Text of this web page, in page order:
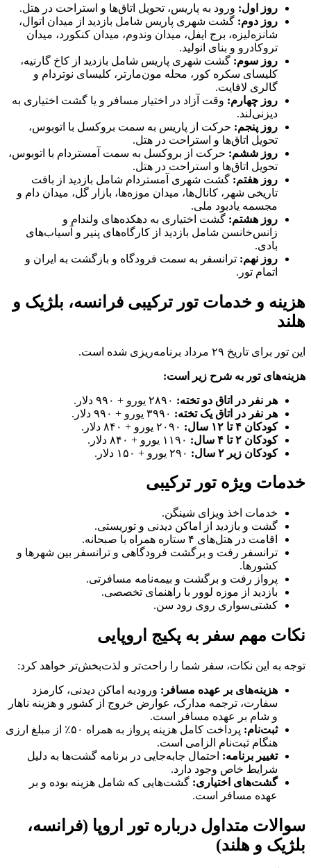
روز اول: ورود به پاریس، تحویل اتاق‌ها و استراحت در هتل.
روز دوم: گشت شهری پاریس شامل بازدید از میدان اتوال،
شانزه‌لیزه، برج ایفل، میدان وندوم، میدان کنکورد، میدان
تروکادرو و بنای انولید.
روز سوم: گشت شهری پاریس شامل بازدید از کاخ گارنیه،
کلیسای سکره کور، محله مون‌مارتر، کلیسای نوتردام و
گالری لافایت.
روز چهارم: وقت آزاد در اختیار مسافر و یا گشت اختیاری به
دیزنی‌لند.
روز پنجم: حرکت از پاریس به سمت بروکسل با اتوبوس،
تحویل اتاق‌ها و استراحت در هتل.
روز ششم: حرکت از بروکسل به سمت آمستردام با اتوبوس،
تحویل اتاق‌ها و استراحت در هتل.
روز هفتم: گشت شهری آمستردام شامل بازدید از بافت
تاریخی شهر، کانال‌ها، میدان موزه‌ها، بازار گل، میدان دام و
مجسمه یادبود ملی.
روز هشتم: گشت اختیاری به دهکده‌های ولندام و
زانس‌خانسن شامل بازدید از کارگاه‌های پنیر و آسیاب‌های
بادی.
روز نهم: ترانسفر به سمت فرودگاه و بازگشت به ایران و
اتمام تور.
هزینه و خدمات تور ترکیبی فرانسه، بلژیک و
هلند
این تور برای تاریخ ۲۹ مرداد برنامه‌ریزی شده است.
هزینه‌های تور به شرح زیر است:
هر نفر در اتاق دو تخته:
هر نفر در اتاق یک تخته:
کودکان ۴تا ۱۲ سال:
کودکان ۲تا ۴ سال:
کودکان زیر ۲ سال:
خدمات ویژه تور ترکیبی
خدمات اخذ ویزای شینگن.
گشت و بازدید از اماکن دیدنی و توریستی.
اقامت در هتل‌های ۴ ستاره همراه با صبحانه.
ترانسفر رفت و برگشت فرودگاهی و ترانسفر بین شهرها و
کشورها.
پرواز رفت و برگشت و بیمه‌نامه مسافرتی.
بازدید از موزه لوور با راهنمای تخصصی.
کشتی‌سواری روی رود سن.
نکات مهم سفر به پکیج اروپایی
توجه به این نکات، سفر شما را راحت‌تر و لذت‌بخش‌تر خواهد کرد:
هزینه‌های بر عهده مسافر : ورودیه اماکن دیدنی، کارمزد
سفارت، ترجمه مدارک، عوارض خروج از کشور و هزینه ناهار
و شام بر عهده مسافر است.
ثبت‌نام:
پرداخت کامل هزینه پرواز به همراه ۵۰٪ از مبلغ ارزی
هنگام ثبت‌نام الزامی است.
تغییر برنامه: احتمال جابه‌جایی در برنامه گشت‌ها به دلیل
شرایط خاص وجود دارد.
گشت‌های اختیاری: گشت‌هایی که شامل هزینه بوده و بر
عهده مسافر است.
سوالات متداول درباره تور اروپا (فرانسه،
بلژیک و هلند)